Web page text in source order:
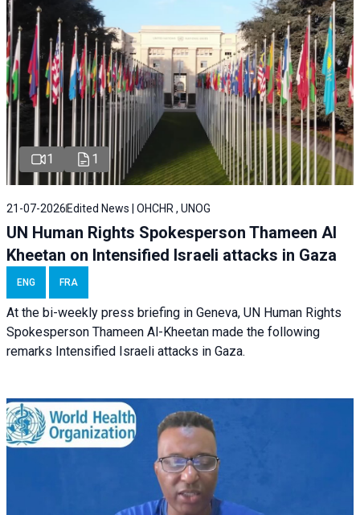
1 1
21-07-2026 Edited News | OHCHR , UNOG
UN Human Rights Spokesperson Thameen Al
Kheetan on Intensified Israeli attacks in Gaza
ENG FRA
At the bi-weekly press briefing in Geneva, UN Human Rights
Spokesperson Thameen Al-Kheetan made the following
remarks Intensified Israeli attacks in Gaza.